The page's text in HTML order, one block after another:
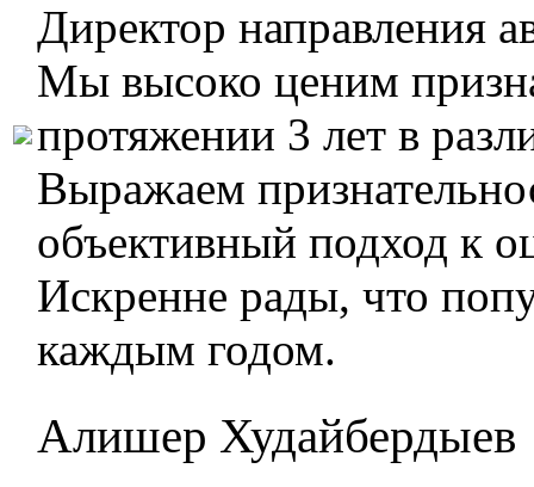
Директор направления
Мы высоко ценим
протяжении 3 лет в
Выражаем
объективный подход к
Искренне рады, что
каждым годом.
Алишер Худайбердыев